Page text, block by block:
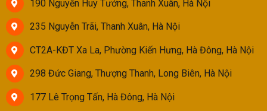
190 Nguyễn Huy Tưởng, Thanh Xuân, Hà Nội
235 Nguyễn Trãi, Thanh Xuân, Hà Nội
CT2A-KĐT Xa La, Phường Kiến Hưng, Hà Đông, Hà Nội
298 Đức Giang, Thượng Thanh, Long Biên, Hà Nội
177 Lê Trọng Tấn, Hà Đông, Hà Nội